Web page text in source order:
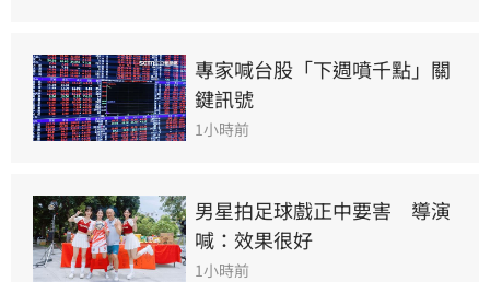
專家喊台股「下週噴千點」關
鍵訊號
1小時前
男星拍足球戲正中要害　導演
喊：效果很好
1小時前